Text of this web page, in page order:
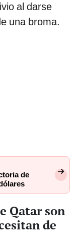
al darse
una broma.
de
Qatar son
de